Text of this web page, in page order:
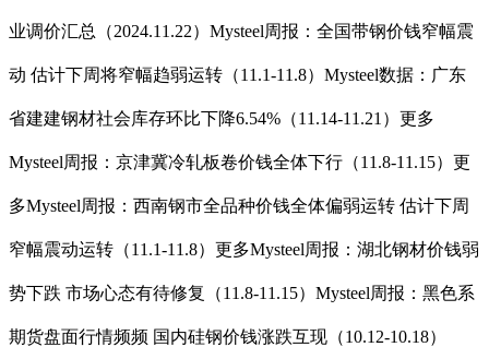
业调价汇总（2024.11.22）Mysteel周报：全国带钢价钱窄幅震
动 估计下周将窄幅趋弱运转（11.1-11.8）Mysteel数据：广东
省建建钢材社会库存环比下降6.54%（11.14-11.21）更多
Mysteel周报：京津冀冷轧板卷价钱全体下行（11.8-11.15）更
多Mysteel周报：西南钢市全品种价钱全体偏弱运转 估计下周
窄幅震动运转（11.1-11.8）更多Mysteel周报：湖北钢材价钱弱
势下跌 市场心态有待修复（11.8-11.15）Mysteel周报：黑色系
期货盘面行情频频 国内硅钢价钱涨跌互现（10.12-10.18）